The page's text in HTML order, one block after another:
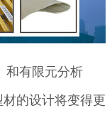
和有限元分析
材的设计将变得更